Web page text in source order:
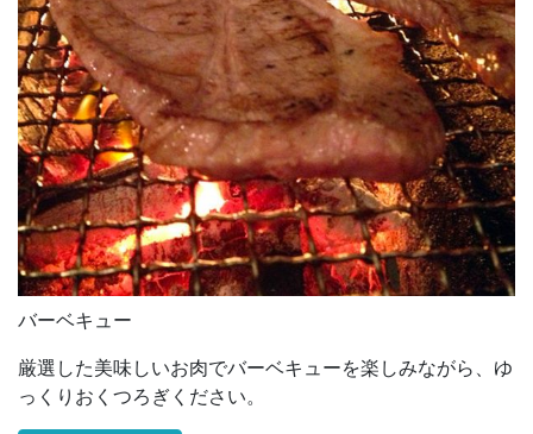
バーベキュー
厳選した美味しいお肉でバーベキューを楽しみながら、ゆ
っくりおくつろぎください。